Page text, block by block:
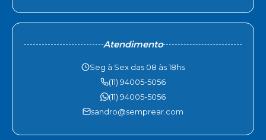
Atendimento
Seg à Sex das 08 às 18hs
(11) 94005-5056
(11) 94005-5056
sandro@semprear.com